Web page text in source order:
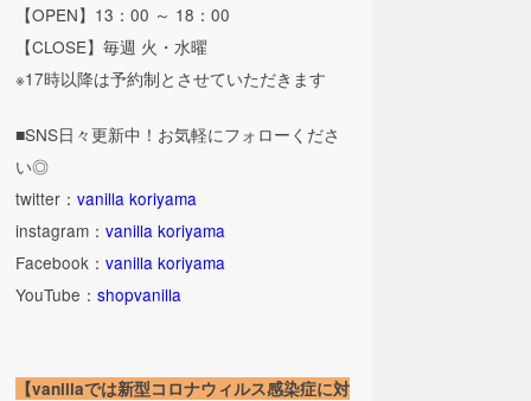
【OPEN】13：00 ～ 18：00
【CLOSE】毎週 火・水曜
※17時以降は予約制とさせていただきます
■SNS日々更新中！お気軽にフォローくださ
い◎
twitter：vanilla koriyama
instagram：vanilla koriyama
Facebook：vanilla koriyama
YouTube：shopvanilla
【vanillaでは新型コロナウィルス感染症に対